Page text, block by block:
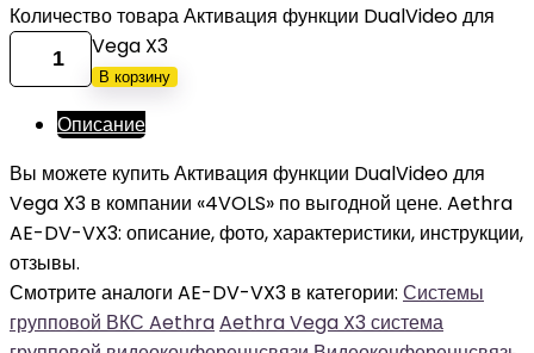
Количество товара Активация функции DualVideo для
Vega X3
В корзину
Описание
Вы можете купить Активация функции DualVideo для
Vega X3 в компании «4VOLS» по выгодной цене. Aethra
AE-DV-VX3: описание, фото, характеристики, инструкции,
отзывы.
Смотрите аналоги AE-DV-VX3 в категории: Системы
групповой ВКС AethraAethra Vega X3 система